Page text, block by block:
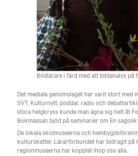
Bildlärare i färd med att bildanalys
Det mediala genomslaget har varit stort med
SVT, Kulturnytt, poddar, radio och
stora helgkryss kunde man ägna sig helt åt
Bokmässan bjöd på seminarier om En
De lokala skolmuseerna och
kulturskatter, Lärarförbundet har bidragit på
regionmuseerna har kopplat ihop oss alla.